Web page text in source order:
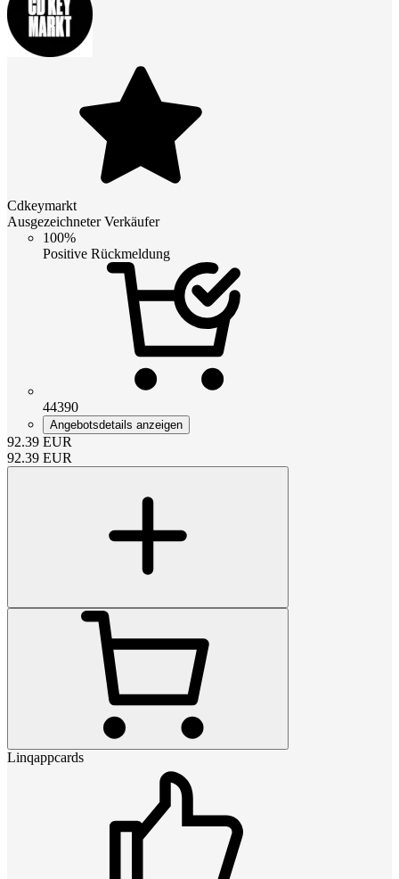
Cdkeymarkt
Ausgezeichneter Verkäufer
100%
Positive Rückmeldung
44390
Angebotsdetails anzeigen
92.39 EUR
92.39 EUR
Linqappcards